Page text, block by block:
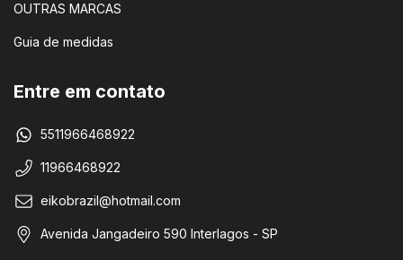
OUTRAS MARCAS
Guia de medidas
Entre em contato
5511966468922
11966468922
eikobrazil@hotmail.com
Avenida Jangadeiro 590 Interlagos - SP